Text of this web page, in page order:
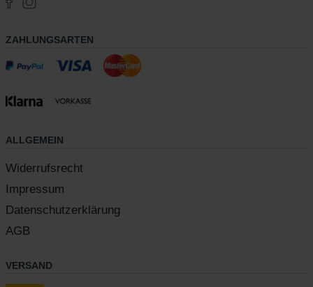
ZAHLUNGSARTEN
ALLGEMEIN
Widerrufsrecht
Impressum
Datenschutzerklärung
AGB
VERSAND